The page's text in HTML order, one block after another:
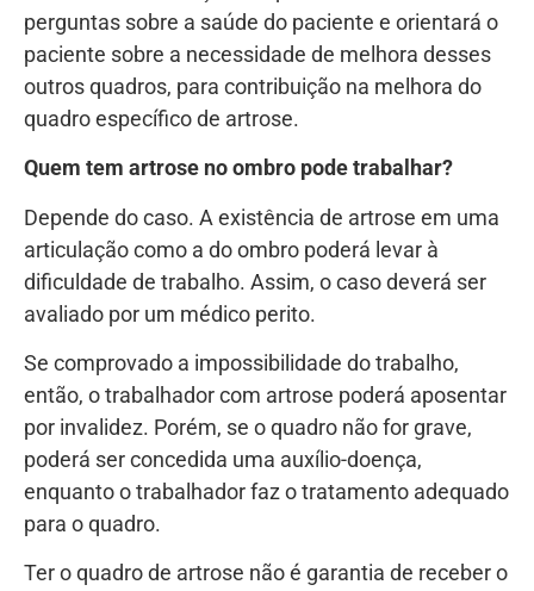
perguntas sobre a saúde do paciente e orientará o
paciente sobre a necessidade de melhora desses
outros quadros, para contribuição na melhora do
quadro específico de artrose.
Quem tem artrose no ombro pode trabalhar?
Depende do caso. A existência de artrose em uma
articulação como a do ombro poderá levar à
dificuldade de trabalho. Assim, o caso deverá ser
avaliado por um médico perito.
Se comprovado a impossibilidade do trabalho,
então, o trabalhador com artrose poderá aposentar
por invalidez. Porém, se o quadro não for grave,
poderá ser concedida uma auxílio-doença,
enquanto o trabalhador faz o tratamento adequado
para o quadro.
Ter o quadro de artrose não é garantia de receber o